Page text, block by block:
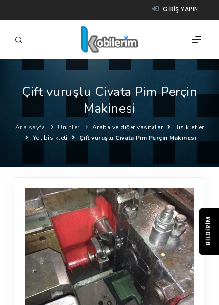
GIRIŞ YAPIN
FIRMALAR
ÜRÜNLER
NASIL ÇALIŞIR?
YARDIM
Çift vuruşlu Civata Pim Perçin
Makinesi
Ana sayfa Ürünler Araba ve diğer vasıtalar
Bisikletler
Yol bisikleti
Çift vuruşlu Civata Pim Perçin Makinesi
BILDIRIM